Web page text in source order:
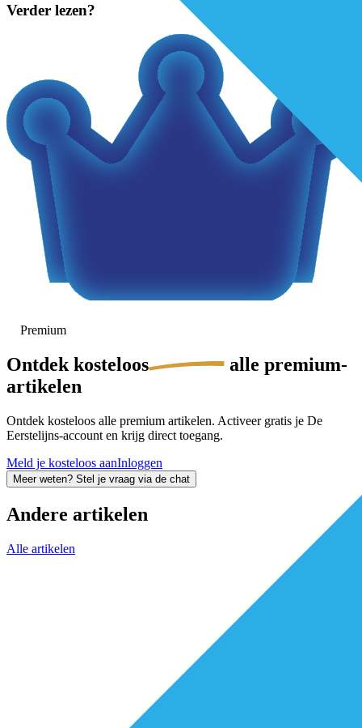
Verder lezen?
Premium
Ontdek kosteloos
alle premium-
artikelen
Ontdek kosteloos alle premium artikelen. Activeer gratis je De
Eerstelijns-account en krijg direct toegang.
Meld je kosteloos aanInloggen
Meer weten? Stel je vraag via de chat
Andere artikelen
Alle artikelen